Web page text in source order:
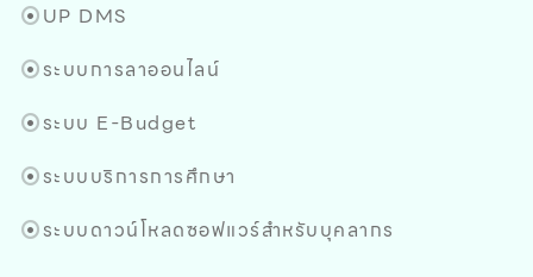
UP DMS
ระบบการลาออนไลน์
ระบบ E-Budget
ระบบบริการการศึกษา
ระบบดาวน์โหลดซอฟแวร์สำหรับบุคลากร